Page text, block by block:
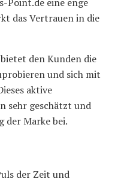
das Vertrauen in die
den Kunden die
und sich mit
aktive
sehr geschätzt und
der Marke bei.
der Zeit und